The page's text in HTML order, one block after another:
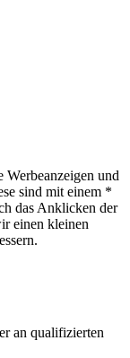
Werbeanzeigen und
sind mit einem *
das Anklicken der
einen kleinen
an qualifizierten